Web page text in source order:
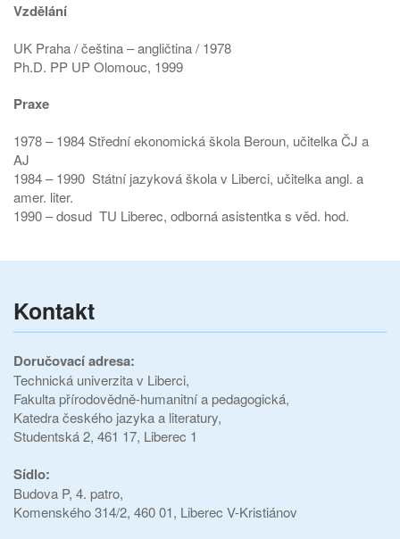
Vzdělání
UK Praha / čeština – angličtina / 1978
Ph.D. PP UP Olomouc, 1999
Praxe
1978 – 1984 Střední ekonomická škola Beroun, učitelka ČJ a
AJ
1984 – 1990 Státní jazyková škola v Liberci, učitelka angl. a
amer. liter.
1990 – dosud TU Liberec, odborná asistentka s věd. hod.
Kontakt
Doručovací adresa:
Technická univerzita v Liberci,
Fakulta přírodovědně-humanitní a pedagogická,
Katedra českého jazyka a literatury,
Studentská 2, 461 17, Liberec 1
Sídlo:
Budova P, 4. patro,
Komenského 314/2, 460 01, Liberec V-Kristiánov